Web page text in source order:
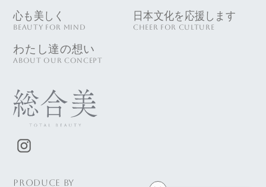
心も美しく
BEAUTY FOR MIND
日本文化を応援します
CHEER FOR CULTURE
わたし達の想い
ABOUT OUR CONCEPT
PRODUCE BY